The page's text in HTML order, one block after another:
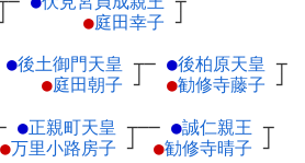
●庭田幸子 ┘
●後土御門天皇 ┬
●庭田朝子 ┘
─ ●後柏原天皇 ┬
●勧修寺藤子 ┘
●正親町天皇 ┬
●万里小路房子 ┘
── ●誠仁親王 ┬
●勧修寺晴子 ┘